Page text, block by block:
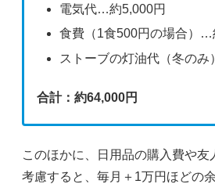
電気代…約5,000円
食費（1食500円の場合）…
ストーブの灯油代（冬の
合計：約64,000円
このほかに、日用品の購入費や友
考慮すると、毎月＋1万円ほどの